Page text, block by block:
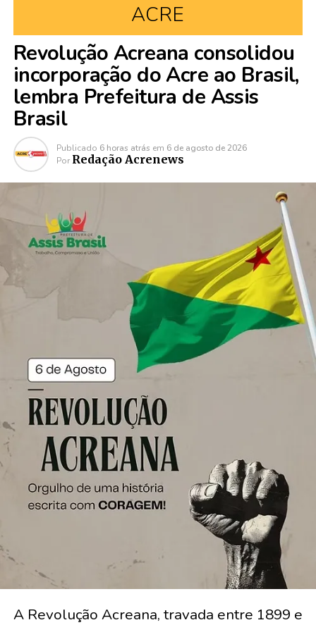
ACRE
Revolução Acreana consolidou
incorporação do Acre ao Brasil,
lembra Prefeitura de Assis
Brasil
Publicado 6 horas atrás em 6 de agosto de 2026
Por Redação Acrenews
A Revolução Acreana, travada entre 1899 e